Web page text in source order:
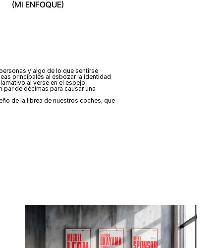
(MI ENFOQUE)
y algo de lo que sentirse
principales al esbozar la identidad
al verse en el espejo,
de décimas para causar una
de la librea de nuestros coches, que